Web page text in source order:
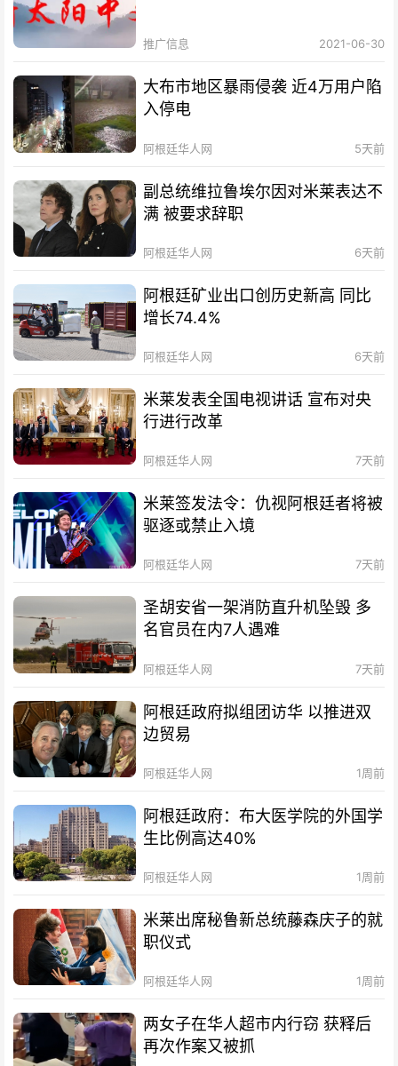
推广信息 2021-06-30
大布市地区暴雨侵袭 近4万用户陷
入停电
阿根廷华人网 5天前
副总统维拉鲁埃尔因对米莱表达不
满 被要求辞职
阿根廷华人网 6天前
阿根廷矿业出口创历史新高 同比
增长74.4%
阿根廷华人网 6天前
米莱发表全国电视讲话 宣布对央
行进行改革
阿根廷华人网 7天前
米莱签发法令：仇视阿根廷者将被
驱逐或禁止入境
阿根廷华人网 7天前
圣胡安省一架消防直升机坠毁 多
名官员在内7人遇难
阿根廷华人网 7天前
阿根廷政府拟组团访华 以推进双
边贸易
阿根廷华人网 1周前
阿根廷政府：布大医学院的外国学
生比例高达40%
阿根廷华人网 1周前
米莱出席秘鲁新总统藤森庆子的就
职仪式
阿根廷华人网 1周前
两女子在华人超市内行窃 获释后
再次作案又被抓